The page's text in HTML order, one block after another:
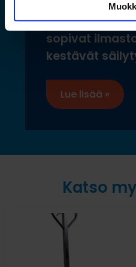
sopivat
kestävät
Lue lisää »
Katso